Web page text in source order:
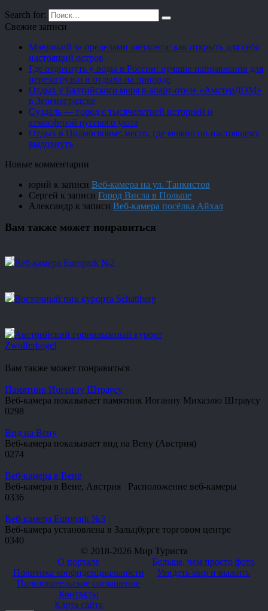
Search for:
Свежие записи
Маврикий за пределами шезлонга: как открыть для себя
настоящий остров
Где отдохнуть у воды в России: лучшие направления для
перезагрузки и отдыха на природе
Отдых у Балтийского моря в апарт-отеле «АмстерДОМ»
в Зеленоградске
Суздаль — город с тысячелетней историей и
атмосферой русского уюта
Отдых в Подмосковье: место, где можно по-настоящему
выдохнуть
Новые комментарии
юрий к записи Веб-камера на ул. Танкистов
Сергей к записи Город Висла в Польше
Александр к записи Веб-камера посёлка Айхал
Вам также может понравиться
Веб-камера Europark №2
Восточный пик курорта Schattberg
Австрийский горнолыжный курорт
Zwolferkogel
Вам также может понравиться
Памятник Иоганну Штраусу
Веб-камера показывает памятник Иоганну Михаэлю Штраусу
0298
Вид на Вену
Веб-камера показывает вид на Вену (Австрия)
0274
Веб-камера в Вене
Веб-камера в Вене, Австрия Расположение веб-камеры
0336
Веб-камера Europark №3
Веб-камера установлена в Зальцбурге торговом центре
0340
© 2018-2026 Мир Туриста
О портале
Политика конфиденциальности
Пользовательское соглашение
Контакты
Карта сайта
Больше, чем просто фото
Увидеть мир и выжить